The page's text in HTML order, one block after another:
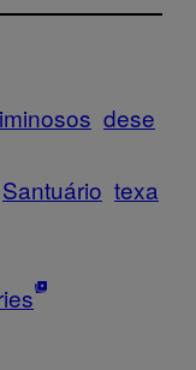
dese
Santuário texa